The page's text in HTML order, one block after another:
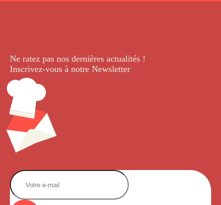
Ne ratez pas nos dernières actualités !
Inscrivez-vous à notre Newsletter.